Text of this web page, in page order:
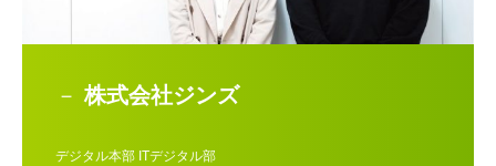
株式会社ジンズ
デジタル本部 ITデジタル部